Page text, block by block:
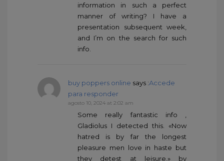
information in such a perfect
manner of writing? I have a
presentation subsequent week,
and I’m on the search for such
info.
buy poppers online says :Accede
para responder
agosto 10, 2024 at 2:02 am
Some really fantastic info ,
Gladiolus I detected this. «Now
hatred is by far the longest
pleasure men love in haste but
they detest at leisure.» by